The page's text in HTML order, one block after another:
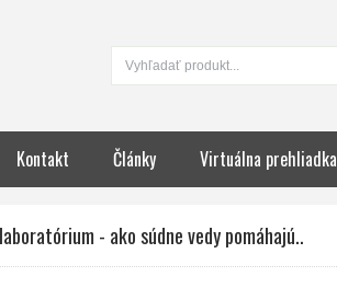
Kontakt Články Virtuálna prehliadka
- ako súdne vedy pomáhajú..